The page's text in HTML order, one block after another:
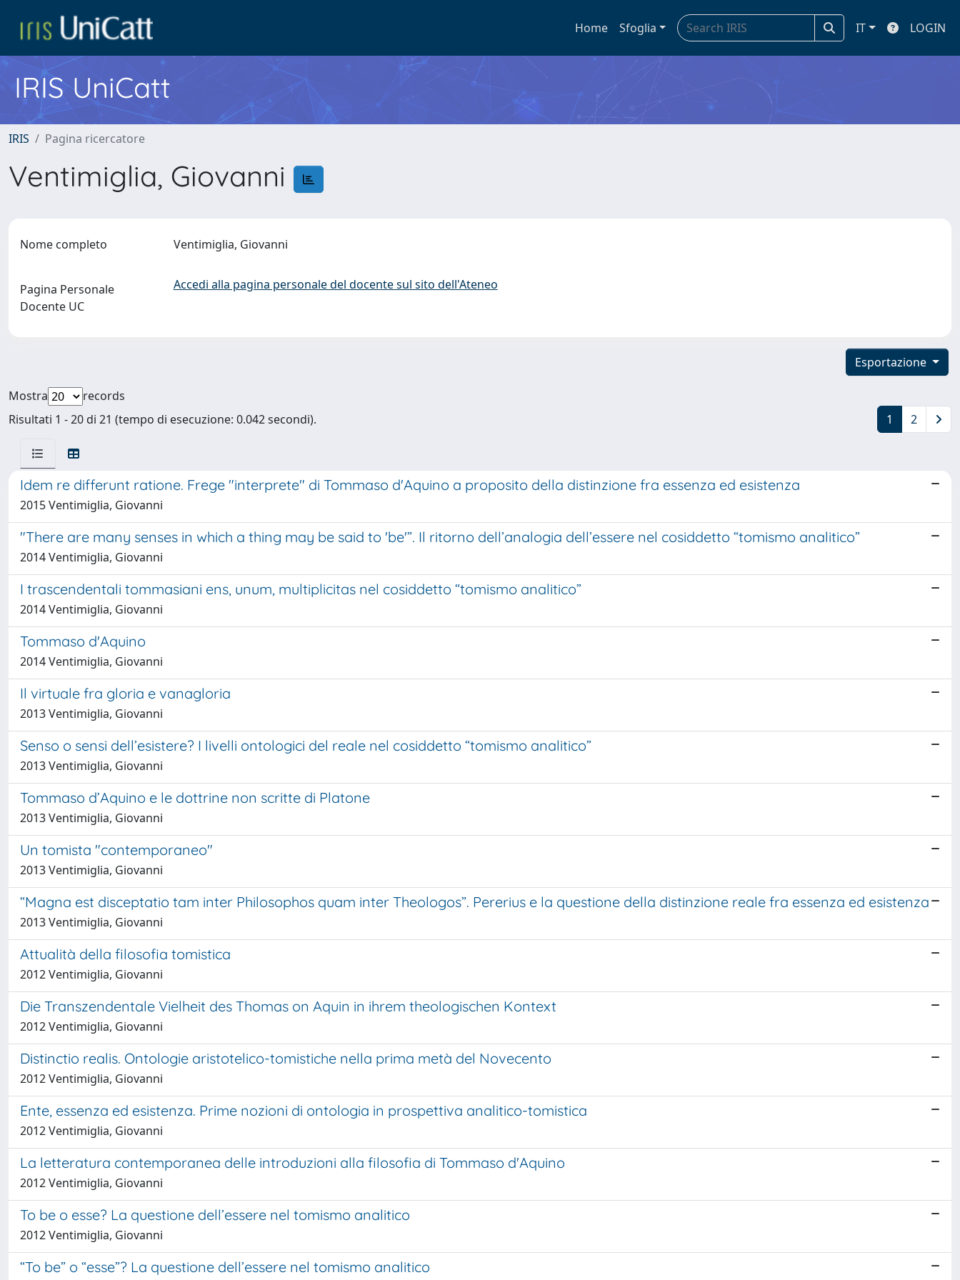
Home Sfoglia IT LOGIN
IRIS UniCatt
IRIS Pagina ricercatore
Ventimiglia, Giovanni
Nome completo Ventimiglia, Giovanni
Pagina Personale
Docente UC
Accedi alla pagina personale del docente sul sito dell'Ateneo
Esportazione
Mostra
records
Risultati 1 - 20 di 21 (tempo di esecuzione: 0.042 secondi).
1 2
Idem re differunt ratione. Frege "interprete" di Tommaso d'Aquino a proposito della distinzione fra essenza ed esistenza
2015 Ventimiglia, Giovanni
"There are many senses in which a thing may be said to 'be'”. Il ritorno dell’analogia dell’essere nel cosiddetto “tomismo analitico”
2014 Ventimiglia, Giovanni
I trascendentali tommasiani ens, unum, multiplicitas nel cosiddetto “tomismo analitico”
2014 Ventimiglia, Giovanni
Tommaso d'Aquino
2014 Ventimiglia, Giovanni
Il virtuale fra gloria e vanagloria
2013 Ventimiglia, Giovanni
Senso o sensi dell’esistere? I livelli ontologici del reale nel cosiddetto “tomismo analitico”
2013 Ventimiglia, Giovanni
Tommaso d’Aquino e le dottrine non scritte di Platone
2013 Ventimiglia, Giovanni
Un tomista "contemporaneo"
2013 Ventimiglia, Giovanni
“Magna est disceptatio tam inter Philosophos quam inter Theologos”. Pererius e la questione della distinzione reale fra essenza ed esistenza
2013 Ventimiglia, Giovanni
Attualità della filosofia tomistica
2012 Ventimiglia, Giovanni
Die Transzendentale Vielheit des Thomas on Aquin in ihrem theologischen Kontext
2012 Ventimiglia, Giovanni
Distinctio realis. Ontologie aristotelico-tomistiche nella prima metà del Novecento
2012 Ventimiglia, Giovanni
Ente, essenza ed esistenza. Prime nozioni di ontologia in prospettiva analitico-tomistica
2012 Ventimiglia, Giovanni
La letteratura contemporanea delle introduzioni alla filosofia di Tommaso d'Aquino
2012 Ventimiglia, Giovanni
To be o esse? La questione dell’essere nel tomismo analitico
2012 Ventimiglia, Giovanni
“To be” o “esse”? La questione dell’essere nel tomismo analitico